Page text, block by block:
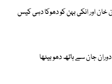
خان اور انکی بہن کو دھوکا دہی کیس
جان سے ہاتھ دھو بیٹھا